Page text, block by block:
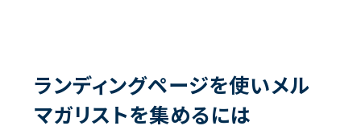
ランディングページを使いメル
マガリストを集めるには